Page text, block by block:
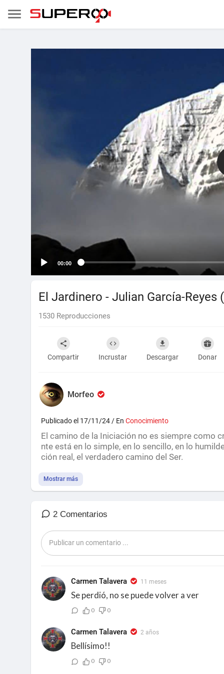
00:00
El Jardinero - Julian García-Reyes
1530 Reproducciones
Compartir Incrustar Descargar Donar
Morfeo
Publicado el 17/11/24 / En Conocimiento
El camino de la Iniciación no es siempre como
nte está en lo simple, en lo sencillo, en lo
ción real, el verdadero camino del Ser.
Mostrar más
2 Comentarios
Carmen Talavera 11 meses
Se perdió, no se puede volver a ver
0 0
Carmen Talavera 2 años
Bellísimo!!
0 0